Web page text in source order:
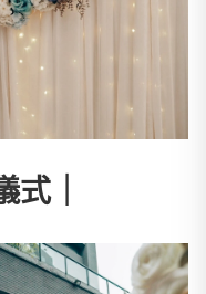
式｜